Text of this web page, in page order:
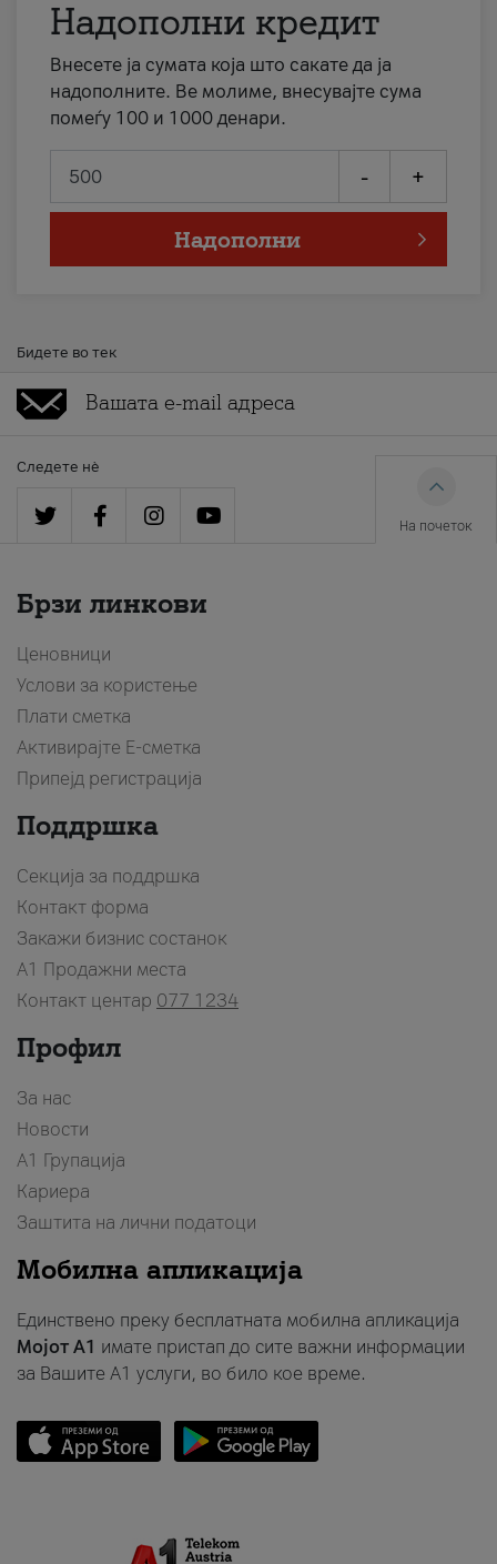
Надополни кредит
Внесете ја сумата која што сакате да ја
надополните. Ве молиме, внесувајте сума
помеѓу 100 и 1000 денари.
- +
Надополни
Бидете во тек
Следете нè
На почеток
Брзи линкови
Ценовници
Услови за користење
Плати сметка
Активирајте Е-сметка
Припејд регистрација
Поддршка
Секција за поддршка
Контакт форма
Закажи бизнис состанок
A1 Продажни места
Контакт центар 077 1234
Профил
За нас
Новости
А1 Групација
Кариера
Заштита на лични податоци
Мобилна апликација
Единствено преку бесплатната мобилна апликација
Мојот A1 имате пристап до сите важни информации
за Вашите A1 услуги, во било кое време.